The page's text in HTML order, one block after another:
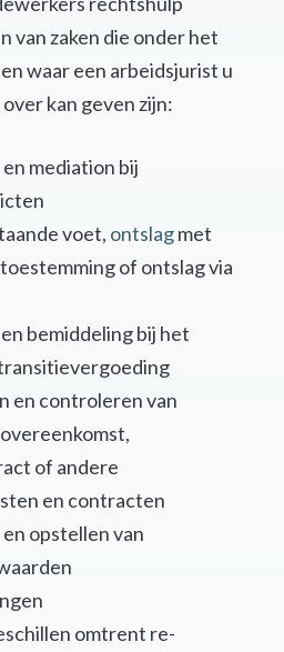
van zaken die onder het
waar een arbeidsjurist u
kan geven zijn:
mediation bij
voet, ontslagmet
of ontslag via
bemiddeling bij het
en controleren van
of andere
en contracten
opstellen van
omtrent re-